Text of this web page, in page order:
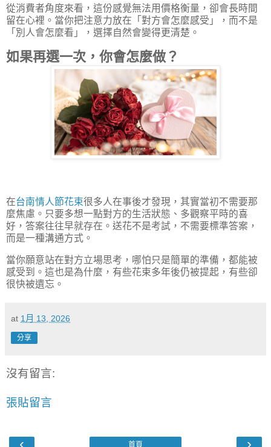
從消費者角度來看，這份感覺無法用價格衡量，卻會長時間
留在心裡。當你把注意力放在「對方會怎麼感受」，而不是
「別人會怎麼看」，選擇自然會變得更清楚。
如果再選一次，你會怎麼做？
在台南情人節花束很多人在事後才發現，其實當初不需要那
麼焦慮。只要多想一點對方的生活狀態、多觀察平時的喜
好，答案往往早就存在。送花不是考試，不需要標準答案，
而是一種溝通方式。
當你願意站在對方立場思考，哪怕只是簡單的準備，都能被
感受到。這也是為什麼，有些花束多年後仍被提起，有些卻
很快被遺忘。
at 1月 13, 2026
分享
沒有留言:
張貼留言
‹ ›
首頁